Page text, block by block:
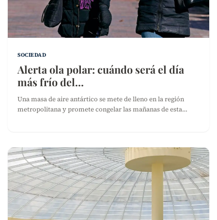
SOCIEDAD
Alerta ola polar: cuándo será el día
más frío del…
Una masa de aire antártico se mete de lleno en la región
metropolitana y promete congelar las mañanas de esta…